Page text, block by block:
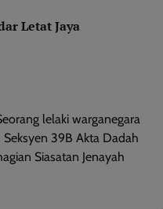
Letat Jaya
lelaki warganegara
39B Akta Dadah
Siasatan Jenayah